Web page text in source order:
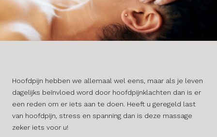
Hoofdpijn hebben we allemaal wel eens, maar als je leven
dagelijks beïnvloed word door hoofdpijnklachten dan is er
een reden om er iets aan te doen. Heeft u geregeld last
van hoofdpijn, stress en spanning dan is deze massage
zeker iets voor u!